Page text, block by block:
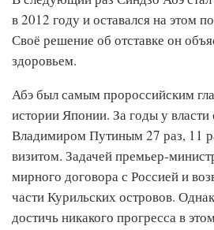
в 2012 году и оставался на этом
Своё решение об отставке он
здоровьем.
Абэ был самым пророссийским
истории Японии. За годы у власти
Владимиром Путиным 27 раз, 11
визитом. Задачей премьер-
мирного договора с Россией и
части Курильских островов.
достичь никакого прогресса в